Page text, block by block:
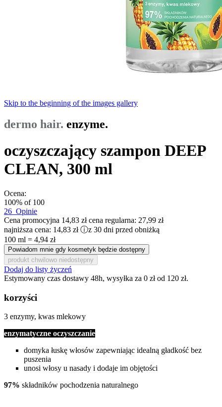
Skip to the beginning of the images gallery
dermo hair. enzyme.
oczyszczający szampon DEEP
CLEAN, 300 ml
Ocena:
100% of 100
26 Opinie
Cena promocyjna 14,83 zł cena regularna: 27,99 zł
najniższa cena: 14,83 zł ⓘz 30 dni przed obniżką
100 ml = 4,94 zł
Powiadom mnie gdy kosmetyk będzie dostępny
produkt chwilowo niedostępny
Dodaj do listy życzeń
Estymowany czas dostawy 48h, wysyłka za 0 zł od 120 zł.
korzyści
3 enzymy, kwas mlekowy
enzymatyczne oczyszczanie
domyka łuskę włosów zapewniając idealną gładkość bez
puszenia
unosi włosy u nasady i dodaje im objętości
97% składników pochodzenia naturalnego